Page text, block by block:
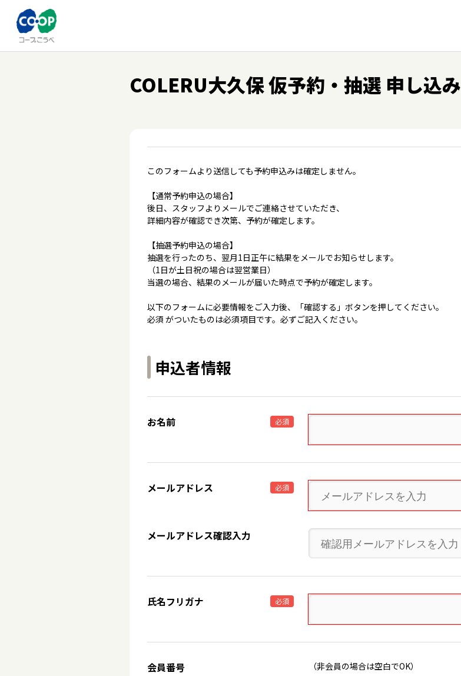
COLERU大久保 仮予約・抽選 申し込み
このフォームより送信しても予約申込みは確定しません。
【通常予約申込の場合】
後日、スタッフよりメールでご連絡させていただき、
詳細内容が確認でき次第、予約が確定します。
【抽選予約申込の場合】
抽選を行ったのち、翌月1日正午に結果をメールでお知らせします。
（1日が土日祝の場合は翌営業日）
当選の場合、結果のメールが届いた時点で予約が確定します。
以下のフォームに必要情報をご入力後、「確認する」ボタンを押してください。
必須 がついたものは必須項目です。必ずご記入ください。
申込者情報
お名前 必須
メールアドレス 必須
メールアドレス確認入力
氏名フリガナ 必須
会員番号 （非会員の場合は空白でOK）